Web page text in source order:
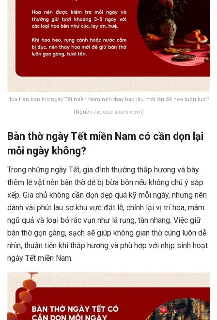
Hoa trên bàn thờ ngày Tết miền Nam nên thay bao lâu một lần để hoa luôn tươi?
(Nguồn:/adobe.stock.com)
Bàn thờ ngày Tết miền Nam có cần dọn lại
mỗi ngày không?
Trong những ngày Tết, gia đình thường thắp hương và bày
thêm lễ vật nên bàn thờ dễ bị bừa bộn nếu không chú ý sắp
xếp. Gia chủ không cần dọn dẹp quá kỹ mỗi ngày, nhưng nên
dành vài phút lau sơ khu vực đặt lễ, chỉnh lại vị trí hoa, mâm
ngũ quả và loại bỏ rác vụn như lá rụng, tàn nhang. Việc giữ
bàn thờ gọn gàng, sạch sẽ giúp không gian thờ cúng luôn dễ
nhìn, thuận tiện khi thắp hương và phù hợp với nhịp sinh hoạt
ngày Tết miền Nam.